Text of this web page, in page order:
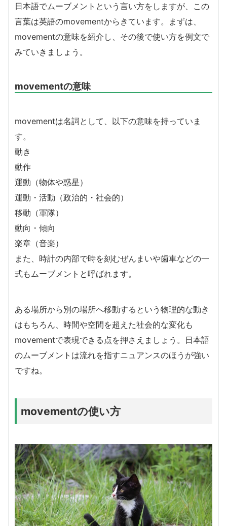
日本語でムーブメントという言い方をしますが、この
言葉は英語のmovementからきています。まずは、
movementの意味を紹介し、その後で使い方を例文で
みていきましょう。
movementの意味
movementは名詞として、以下の意味を持っていま
す。
動き
動作
運動（物体や惑星）
運動・活動（政治的・社会的）
移動（軍隊）
動向・傾向
楽章（音楽）
また、時計の内部で時を刻むぜんまいや歯車などの一
式もムーブメントと呼ばれます。
ある場所から別の場所へ移動するという物理的な動き
はもちろん、時間や空間を超えた社会的な変化も
movementで表現できる点を押さえましょう。日本語
のムーブメントは流れを指すニュアンスのほうが強い
ですね。
movementの使い方